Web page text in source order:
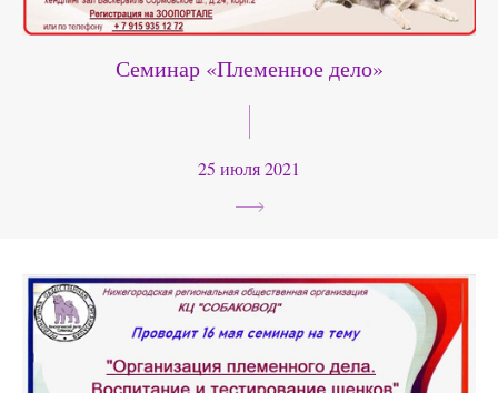
Семинар «Племенное дело»
25 июля 2021